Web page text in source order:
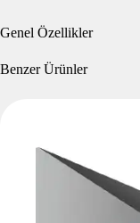
Genel Özellikler
Benzer Ürünler